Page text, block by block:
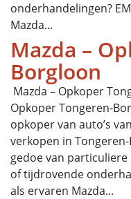
onderhandelingen?
Mazda...
Mazda –
Borgloon
Mazda – Opkoper
Opkoper Tongeren-
opkoper van auto’s
verkopen in
gedoe van
of tijdrovende
als ervaren Mazda...